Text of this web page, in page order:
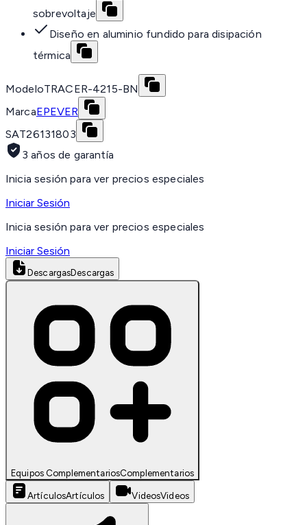
sobrevoltaje
Diseño en aluminio fundido para disipación
térmica
ModeloTRACER-4215-BN
MarcaEPEVER
SAT26131803
3 años de garantía
Inicia sesión para ver precios especiales
Iniciar Sesión
Inicia sesión para ver precios especiales
Iniciar Sesión
DescargasDescargas
Equipos ComplementariosComplementarios
ArtículosArtículos VideosVideos